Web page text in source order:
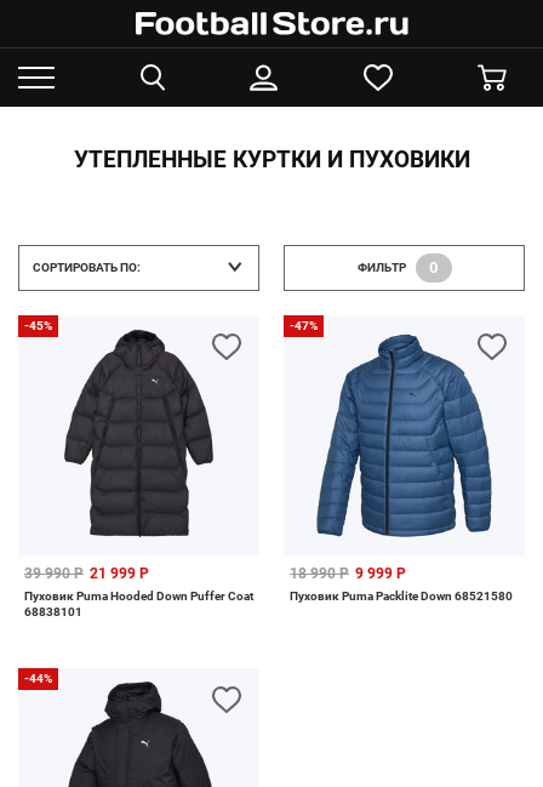
УТЕПЛЕННЫЕ КУРТКИ И ПУХОВИКИ
СОРТИРОВАТЬ ПО: ФИЛЬТР 0
-45%
39 990 Р 21 999 Р
Пуховик Puma Hooded Down Puffer Coat
68838101
-47%
18 990 Р 9 999 Р
Пуховик Puma Packlite Down 68521580
-44%